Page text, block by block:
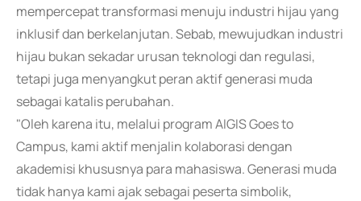
mempercepat transformasi menuju industri hijau yang
inklusif dan berkelanjutan. Sebab, mewujudkan industri
hijau bukan sekadar urusan teknologi dan regulasi,
tetapi juga menyangkut peran aktif generasi muda
sebagai katalis perubahan.
"Oleh karena itu, melalui program AIGIS Goes to
Campus, kami aktif menjalin kolaborasi dengan
akademisi khususnya para mahasiswa. Generasi muda
tidak hanya kami ajak sebagai peserta simbolik,